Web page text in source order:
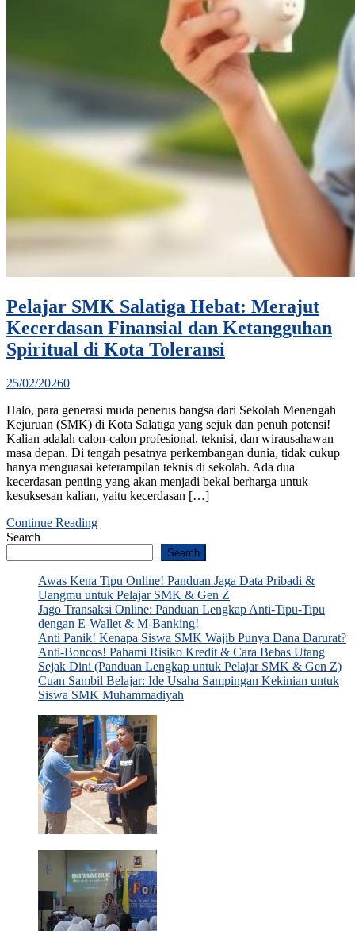
Pelajar SMK Salatiga Hebat: Merajut
Kecerdasan Finansial dan Ketangguhan
Spiritual di Kota Toleransi
25/02/20260
Halo, para generasi muda penerus bangsa dari Sekolah Menengah
Kejuruan (SMK) di Kota Salatiga yang sejuk dan penuh potensi!
Kalian adalah calon-calon profesional, teknisi, dan wirausahawan
masa depan. Di tengah pesatnya perkembangan dunia, tidak cukup
hanya menguasai keterampilan teknis di sekolah. Ada dua
kecerdasan penting yang akan menjadi bekal berharga untuk
kesuksesan kalian, yaitu kecerdasan […]
Continue Reading
Search
Search
Awas Kena Tipu Online! Panduan Jaga Data Pribadi &
Uangmu untuk Pelajar SMK & Gen Z
Jago Transaksi Online: Panduan Lengkap Anti-Tipu-Tipu
dengan E-Wallet & M-Banking!
Anti Panik! Kenapa Siswa SMK Wajib Punya Dana Darurat?
Anti-Boncos! Pahami Risiko Kredit & Cara Bebas Utang
Sejak Dini (Panduan Lengkap untuk Pelajar SMK & Gen Z)
Cuan Sambil Belajar: Ide Usaha Sampingan Kekinian untuk
Siswa SMK Muhammadiyah